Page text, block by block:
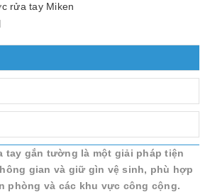
rửa tay Miken
tay gắn tường là một giải pháp tiện
gian và giữ gìn vệ sinh, phù hợp
phòng và các khu vực công cộng.